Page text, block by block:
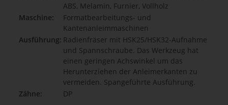
ABS, Melamin, Furnier, Vollholz
Maschine:
Formatbearbeitungs- und
Kantenanleimmaschinen
Ausführung: Radienfräser mit HSK25/HSK32-Aufnahme
und Spannschraube. Das Werkzeug hat
einen geringen Achswinkel um das
Herunterziehen der Anleimerkanten zu
vermeiden. Spangeführte Ausführung.
Zähne:
DP